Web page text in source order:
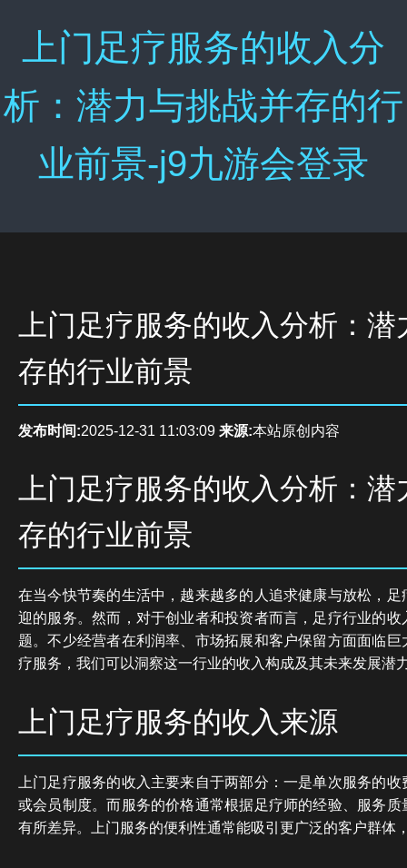
上门足疗服务的收入分
析：潜力与挑战并存的行
业前景-j9九游会登录
上门足疗服务的收入分析：
存的行业前景
发布时间:2025-12-31 11:03:09 来源:本站原创内容
上门足疗服务的收入分析：
存的行业前景
在当今快节奏的生活中，越来越多的人追求健康与放松，
迎的服务。然而，对于创业者和投资者而言，足疗行业的
题。不少经营者在利润率、市场拓展和客户保留方面面临
疗服务，我们可以洞察这一行业的收入构成及其未来发展潜
上门足疗服务的收入来源
上门足疗服务的收入主要来自于两部分：一是单次服务的
或会员制度。而服务的价格通常根据足疗师的经验、服务
有所差异。上门服务的便利性通常能吸引更广泛的客户群体